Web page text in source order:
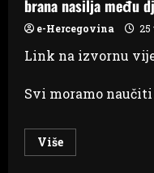
brana nasilja među
e-Hercegovina 25
Link na izvornu
Svi moramo naučiti
VišeRead
more